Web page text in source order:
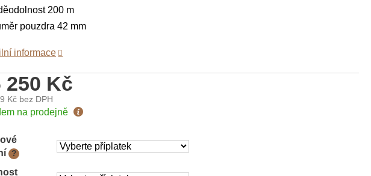
250 Kč
Kč bez DPH
na prodejně
?
200 m
pouzdra 42 mm
informace